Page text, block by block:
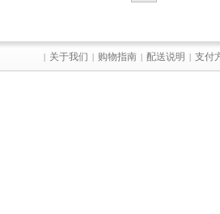
| 关于我们 | 购物指南 | 配送说明 | 支付